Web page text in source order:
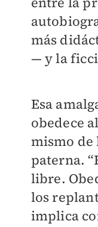
más
— y la
Esa
obedece
mismo
paterna.
libre.
los
implica